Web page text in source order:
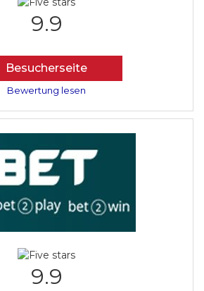
9.9
Besucherseite
Bewertung lesen
9.9